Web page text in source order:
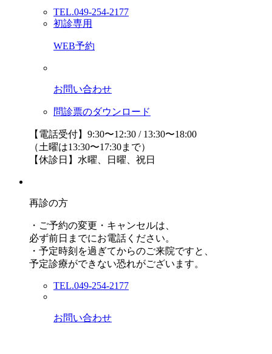
TEL.049-254-2177
初診専用
WEB予約
お問い合わせ
問診票のダウンロード
【電話受付】9:30〜12:30 / 13:30〜18:00
（土曜は13:30〜17:30まで）
【休診日】水曜、日曜、祝日
再診の方
・ご予約の変更・キャンセルは、
必ず前日までにお電話ください。
・予定時刻を過ぎてからのご来院ですと、
予定診療ができない恐れがございます。
TEL.049-254-2177
お問い合わせ